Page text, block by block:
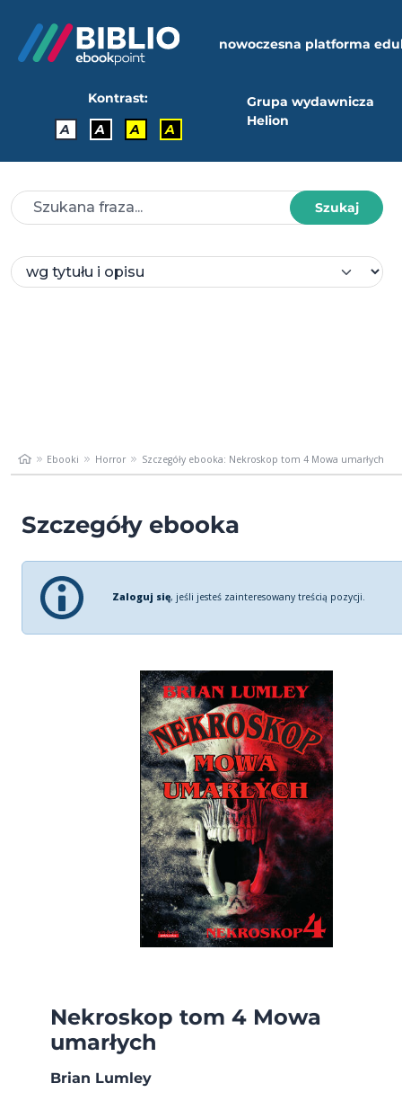
nowoczesna platforma
Kontrast:
A
A A A
Grupa wydawnicza
Helion
Szukaj
Ebooki Horror Szczegóły ebooka: Nekroskop tom 4 Mowa umarłych
Szczegóły ebooka
Zaloguj się, jeśli jesteś zainteresowany treścią pozycji.
Nekroskop tom 4 Mowa
umarłych
Brian Lumley